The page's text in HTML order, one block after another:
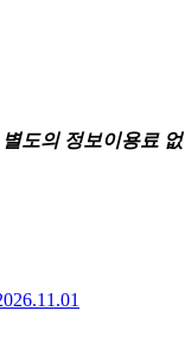
별도의 정보이용료